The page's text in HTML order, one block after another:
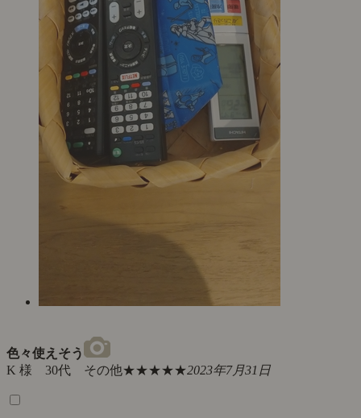
色々使えそう
K 様 30代 その他★★★★★2023年7月31日